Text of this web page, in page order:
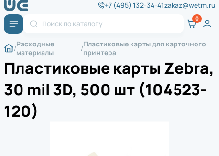
+7 (495) 132-34-41zakaz@wetm.ru
Расходные
материалы
Пластиковые карты для карточного
принтера
Пластиковые карты Zebra,
30 mil 3D, 500 шт (104523-
120)